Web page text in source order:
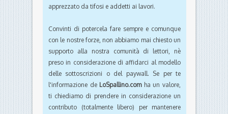
apprezzato da tifosi e addetti ai lavori.
Convinti di potercela fare sempre e comunque
con le nostre forze, non abbiamo mai chiesto un
supporto alla nostra comunità di lettori, nè
preso in considerazione di affidarci al modello
delle sottoscrizioni o del paywall. Se per te
l'informazione de LoSpallino.comha un valore,
ti chiediamo di prendere in considerazione un
contributo (totalmente libero) per mantenere